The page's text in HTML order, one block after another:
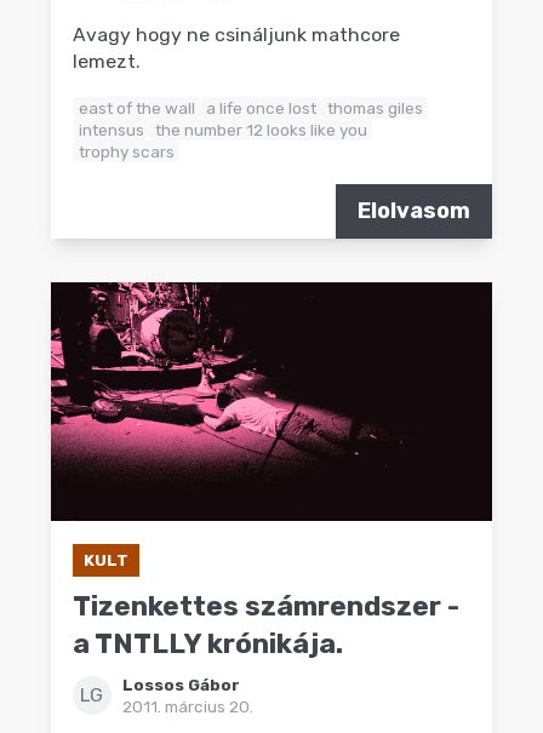
Avagy hogy ne csináljunk mathcore
lemezt.
east of the wall a life once lost thomas giles
intensus
the number 12 looks like you
trophy scars
Elolvasom
KULT
Tizenkettes számrendszer -
a TNTLLY krónikája.
LG
Lossos Gábor
2011. március 20.